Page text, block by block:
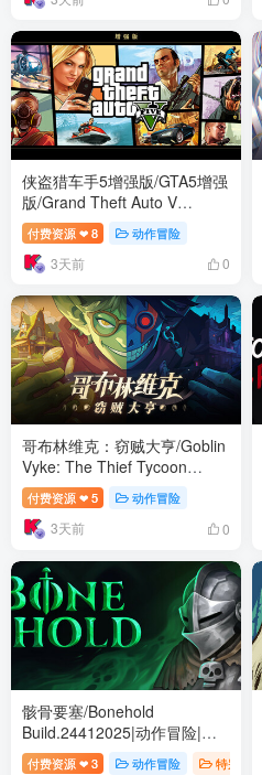
侠盗猎车手5增强版/GTA5增强
版/Grand Theft Auto V
Enhanced v1158.13增强版|动
作冒险|容量98.5GB|免安装绿
色中文版
付费资源 ❤ 8 动作冒险
3天前 0
哥布林维克：窃贼大亨/Goblin
Vyke: The Thief Tycoon
v1.1.4|动作冒险|容量2GB|免
安装绿色中文版
付费资源 ❤ 5 动作冒险
3天前 0
骸骨要塞/Bonehold
Build.24412025|动作冒险|容
量778B|免安装绿色中文版
付费资源 ❤ 3 动作冒险 特别好评